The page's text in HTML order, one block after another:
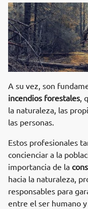
A su vez, son
incendios forestales,
la naturaleza, las
las personas.
Estos profesionales
concienciar a la
importancia de la
hacia la naturaleza,
responsables para
entre el ser humano